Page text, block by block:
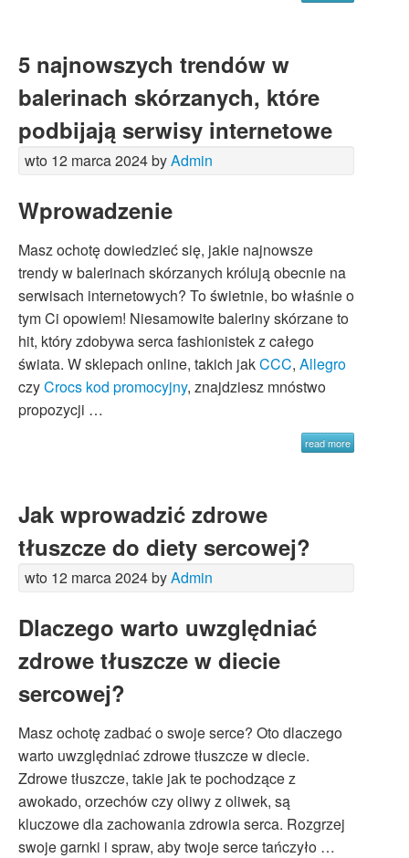
5 najnowszych trendów w
balerinach skórzanych, które
podbijają serwisy internetowe
wto 12 marca 2024 byAdmin
Wprowadzenie
Masz ochotę dowiedzieć się, jakie najnowsze
trendy w balerinach skórzanych królują obecnie na
serwisach internetowych? To świetnie, bo właśnie o
tym Ci opowiem! Niesamowite baleriny skórzane to
hit, który zdobywa serca fashionistek z całego
świata. W sklepach online, takich jakCCC, Allegro
czyCrocs kod promocyjny, znajdziesz mnóstwo
propozycji …
read more
Jak wprowadzić zdrowe
tłuszcze do diety sercowej?
wto 12 marca 2024 byAdmin
Dlaczego warto uwzględniać
zdrowe tłuszcze w diecie
sercowej?
Masz ochotę zadbać o swoje serce? Oto dlaczego
warto uwzględniać zdrowe tłuszcze w diecie.
Zdrowe tłuszcze, takie jak te pochodzące z
awokado, orzechów czy oliwy z oliwek, są
kluczowe dla zachowania zdrowia serca. Rozgrzej
swoje garnki i spraw, aby twoje serce tańczyło …